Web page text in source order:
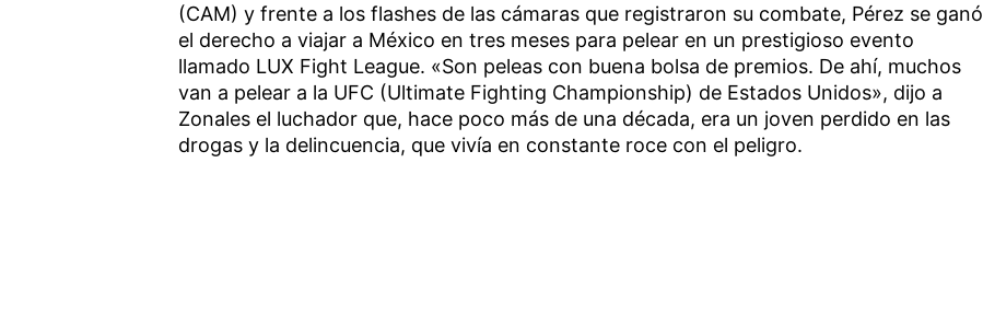
(CAM) y frente a los flashes de las cámaras que registraron su combate, Pérez se ganó
el derecho a viajar a México en tres meses para pelear en un prestigioso evento
llamado LUX Fight League. «Son peleas con buena bolsa de premios. De ahí, muchos
van a pelear a la UFC (Ultimate Fighting Championship) de Estados Unidos», dijo a
Zonales el luchador que, hace poco más de una década, era un joven perdido en las
drogas y la delincuencia, que vivía en constante roce con el peligro.